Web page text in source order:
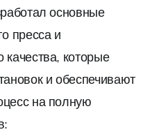
основные
пресса и
которые
и обеспечивают
на полную